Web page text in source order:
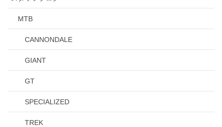
MTB
CANNONDALE
GIANT
GT
SPECIALIZED
TREK